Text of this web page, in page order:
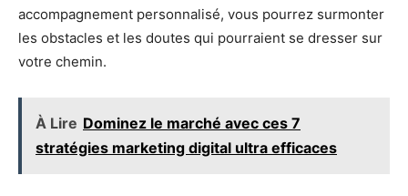
accompagnement personnalisé, vous pourrez surmonter
les obstacles et les doutes qui pourraient se dresser sur
votre chemin.
À Lire Dominez le marché avec ces 7
stratégies marketing digital ultra efficaces